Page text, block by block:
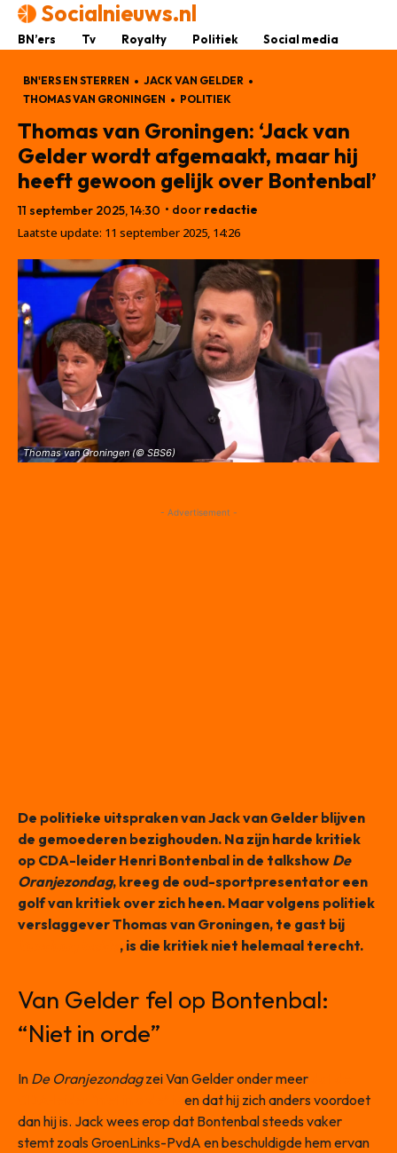
Socialnieuws.nl
BN’ers Tv Royalty Politiek Social media
BN'ERS EN STERREN
JACK VAN GELDER
THOMAS VAN GRONINGEN
POLITIEK
Thomas van Groningen: ‘Jack van
Gelder wordt afgemaakt, maar hij
heeft gewoon gelijk over Bontenbal’
11 september 2025, 14:30 • door redactie
Laatste update: 11 september 2025, 14:26
Thomas van Groningen (© SBS6)
- Advertisement -
De politieke uitspraken van Jack van Gelder blijven
de gemoederen bezighouden. Na zijn harde kritiek
op CDA-leider Henri Bontenbal in de talkshow De
Oranjezondag, kreeg de oud-sportpresentator een
golf van kritiek over zich heen. Maar volgens politiek
verslaggever Thomas van Groningen, te gast bij
, is die kritiek niet helemaal terecht.
Van Gelder fel op Bontenbal:
“Niet in orde”
In De Oranjezondagzei Van Gelder onder meer
en dat hij zich anders voordoet
dan hij is. Jack wees erop dat Bontenbal steeds vaker
stemt zoals GroenLinks-PvdA en beschuldigde hem ervan